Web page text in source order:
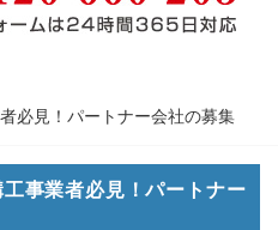
必見！パートナー会社の募集
事業者必見！パートナー